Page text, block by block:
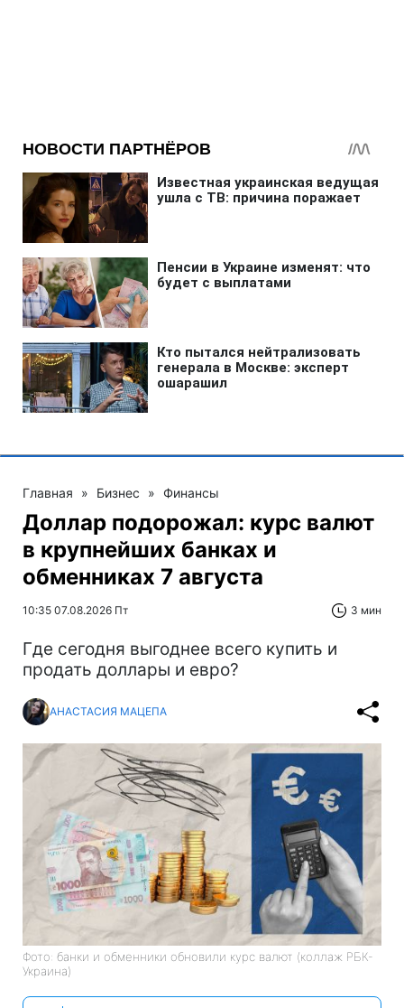
Главная » Бизнес » Финансы
Доллар подорожал: курс валют
в крупнейших банках и
обменниках 7 августа
10:35 07.08.2026 Пт 3 мин
Где сегодня выгоднее всего купить и
продать доллары и евро?
АНАСТАСИЯ МАЦЕПА
Фото: банки и обменники обновили курс валют (коллаж РБК-
Украина)